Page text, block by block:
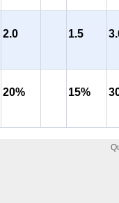
2.0 1.5
20% 15% 3